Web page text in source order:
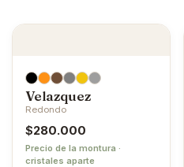
Velazquez
Redondo
$280.000
Precio de la montura ·
cristales aparte